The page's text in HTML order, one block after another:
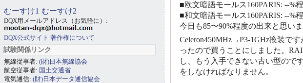
■欧文暗語モールス160PARIS: --%
■和文暗語モールス160PARIS: --%
今日も85〜90%程度の出来と思いま
Celeron450MHz→P3-1GHz換装で
ったので買うことにしました。
し、もう入手できない古い型ので
をしなければなりません。
むーすけ1 むーすけ2
DQX用メールアドレス（お気軽に）:
DQX公式サイト 著作権について
試験関係リンク
無線従事者: (財)日本無線協会
航空従事者: 国土交通省
電気通信: (財)日本データ通信協会